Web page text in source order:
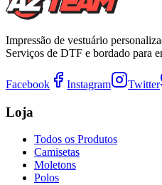
Impressão de vestuário
Serviços de DTF e bordado para
Facebook Instagram Twitter
Loja
Todos os Produtos
Camisetas
Moletons
Polos